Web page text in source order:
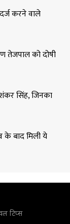
करने वाले
तेजपाल को दोषी
सिंह, जिनका
के बाद मिली ये
टिप्स